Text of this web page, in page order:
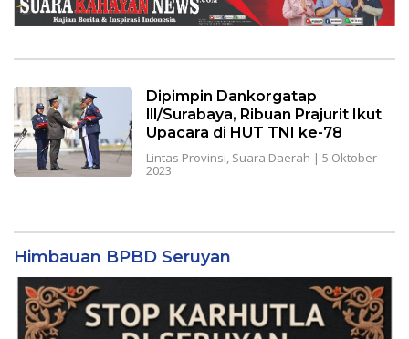
Dipimpin Dankorgatap
lll/Surabaya, Ribuan Prajurit Ikut
Upacara di HUT TNI ke-78
Lintas Provinsi, Suara Daerah | 5 Oktober
2023
Himbauan BPBD Seruyan